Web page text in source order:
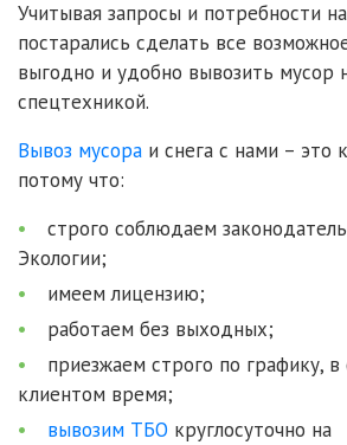
Учитывая запросы и потребности
постарались сделать все
выгодно и удобно вывозить мусор
спецтехникой.
Вывоз мусора и снега с нами – это
потому что:
строго соблюдаем
Экологии;
имеем лицензию;
работаем без выходных;
приезжаем строго по графику, в
клиентом время;
вывозим ТБО круглосуточно на